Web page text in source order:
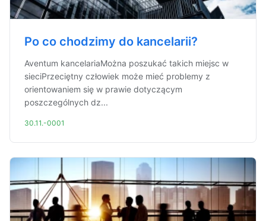
Po co chodzimy do kancelarii?
Aventum kancelariaMożna poszukać takich miejsc w
sieciPrzeciętny człowiek może mieć problemy z
orientowaniem się w prawie dotyczącym
poszczególnych dz...
30.11.-0001